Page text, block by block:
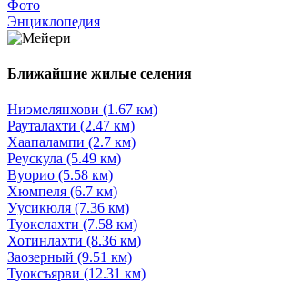
Фото
Энциклопедия
Ближайшие жилые селения
Ниэмелянхови (1.67 км)
Рауталахти (2.47 км)
Хаапалампи (2.7 км)
Реускула (5.49 км)
Вуорио (5.58 км)
Хюмпеля (6.7 км)
Уусикюля (7.36 км)
Туокслахти (7.58 км)
Хотинлахти (8.36 км)
Заозерный (9.51 км)
Туоксъярви (12.31 км)